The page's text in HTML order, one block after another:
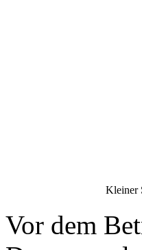
Kleiner
Vor dem